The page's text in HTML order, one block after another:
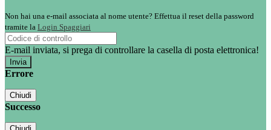
Non hai una e-mail associata al nome utente? Effettua il reset della password
tramite la Login Spaggiari
E-mail inviata, si prega di controllare la casella di posta elettronica!
Errore
Chiudi
Successo